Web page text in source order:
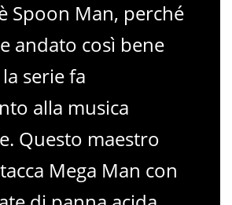
Spoon Man, perché
andato così bene
serie fa
alla musica
Questo maestro
Mega Man con